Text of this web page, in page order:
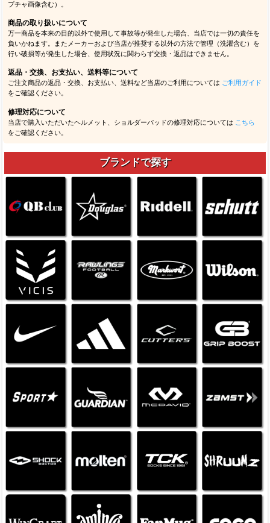
プチャ画像含む）。
商品の取り扱いについて
万一商品を本来の目的以外で使用して事故等が発生した場合、当店では一切の責任を
負いかねます。またメーカーおよび当店が推奨する以外の方法で管理（洗濯含む）を
行い破損等が発生した場合、使用状況に関わらず交換・返品はできません。
返品・交換、お支払い、送料等について
ご注文商品の返品・交換、お支払い、送料など当店のご利用については ご利用ガイド
をご確認ください。
修理対応について
当店で購入いただいたヘルメット、ショルダーパッドの修理対応については こちら
をご確認ください。
ブランドで探す